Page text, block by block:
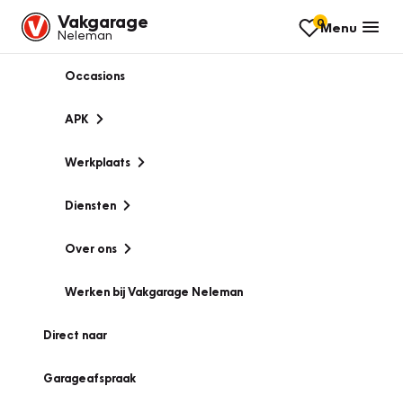
Vakgarage
Neleman
0Menu
Occasions
APK
Werkplaats
Diensten
Over ons
Werken bij Vakgarage Neleman
Direct naar
Garageafspraak